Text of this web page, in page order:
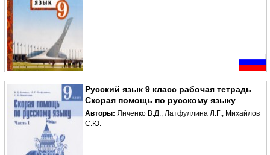
Русский язык 9 класс рабочая тетрадь
Скорая помощь по русскому языку
Авторы: Янченко В.Д., Латфуллина Л.Г., Михайлов
С.Ю.